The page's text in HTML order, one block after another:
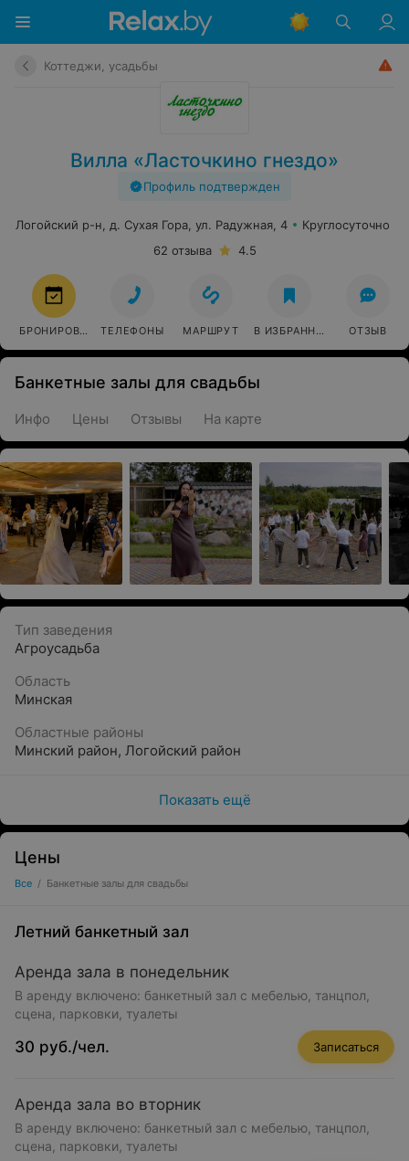
Коттеджи, усадьбы
Вилла «Ласточкино гнездо»
Профиль подтвержден
Логойский р-н, д. Сухая Гора, ул. Радужная, 4
Круглосуточно
62 отзыва
4.5
БРОНИРОВАТЬ ТЕЛЕФОНЫ МАРШРУТ В ИЗБРАННОЕ ОТЗЫВ
Банкетные залы для свадьбы
Инфо Цены Отзывы На карте
Тип заведения
Агроусадьба
Область
Минская
Областные районы
Минский район, Логойский район
Показать ещё
Цены
Все / Банкетные залы для свадьбы
Летний банкетный зал
Аренда зала в понедельник
В аренду включено: банкетный зал с мебелью, танцпол,
сцена, парковки, туалеты
30 руб./чел. Записаться
Аренда зала во вторник
В аренду включено: банкетный зал с мебелью, танцпол,
сцена, парковки, туалеты